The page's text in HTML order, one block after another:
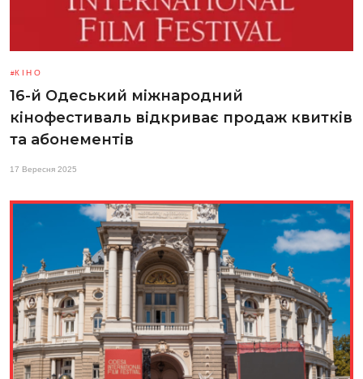
КІНО
16-й Одеський міжнародний
кінофестиваль відкриває продаж квитків
та абонементів
17 Вересня 2025